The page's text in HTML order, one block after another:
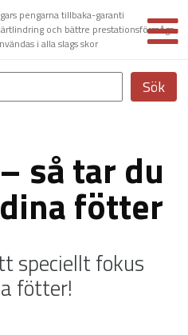
pengarna tillbaka-garanti
och bättre prestationsförmåga
i alla slags skor
Sök
så tar du
fötter
speciellt fokus
fötter!